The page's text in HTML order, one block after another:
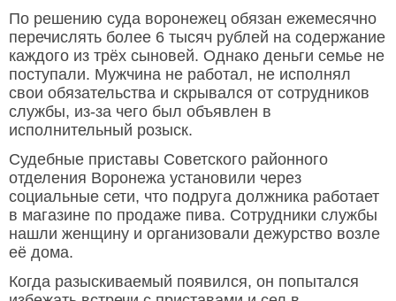
По решению суда воронежец обязан ежемесячно
перечислять более 6 тысяч рублей на содержание
каждого из трёх сыновей. Однако деньги семье не
поступали. Мужчина не работал, не исполнял
свои обязательства и скрывался от сотрудников
службы, из-за чего был объявлен в
исполнительный розыск.
Судебные приставы Советского районного
отделения Воронежа установили через
социальные сети, что подруга должника работает
в магазине по продаже пива. Сотрудники службы
нашли женщину и организовали дежурство возле
её дома.
Когда разыскиваемый появился, он попытался